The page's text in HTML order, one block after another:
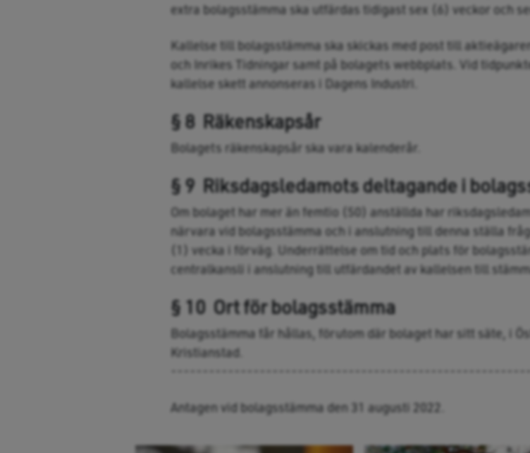
extra bolagsstämma ska utfärdas tidigast sex (6) veckor och
Kallelse till bolagsstämma ska skickas med post till
och Inrikes Tidningar samt på bolagets webbplats. Vid
kallelse skett annonseras i Dagens Industri.
§ 8 Räkenskapsår
Bolagets räkenskapsår ska vara kalenderår.
§ 9 Riksdagsledamots deltagande i
Om bolaget har mer än femtio (50) anställda har
närvara vid bolagsstämma och i anslutning till denna ställa
(1) vecka i förväg. Underrättelse om tid och plats för
centralkansli i anslutning till utfärdandet av kallelsen till
§ 10 Ort för bolagsstämma
Bolagsstämma får hållas, förutom där bolaget har sitt säte, i
Kristianstad.
Antagen vid bolagsstämma den 31 augusti 2022.